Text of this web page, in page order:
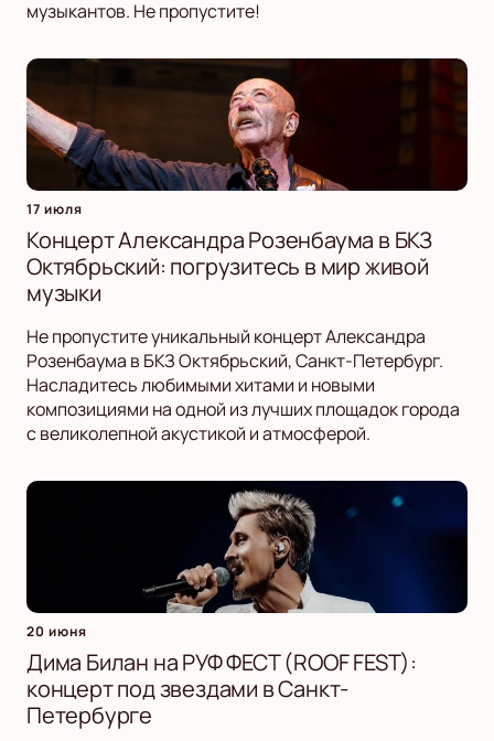
музыкантов. Не пропустите!
17 июля
Концерт Александра Розенбаума в БКЗ
Октябрьский: погрузитесь в мир живой
музыки
Не пропустите уникальный концерт Александра
Розенбаума в БКЗ Октябрьский, Санкт-Петербург.
Насладитесь любимыми хитами и новыми
композициями на одной из лучших площадок города
с великолепной акустикой и атмосферой.
20 июня
Дима Билан на РУФ ФЕСТ (ROOF FEST):
концерт под звездами в Санкт-
Петербурге